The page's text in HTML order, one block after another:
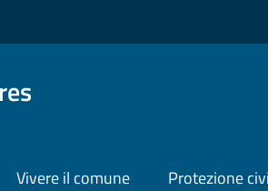
Vivere il comune Protezione